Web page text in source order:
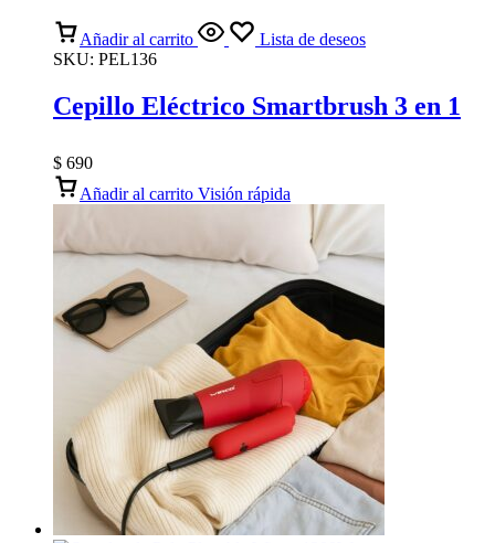
Añadir al carrito
Lista de deseos
SKU: PEL136
Cepillo Eléctrico Smartbrush 3 en 1
$ 690
Añadir al carrito Visión rápida